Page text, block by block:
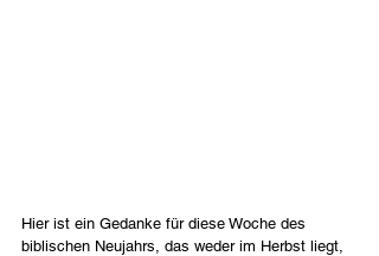
Hier ist ein Gedanke für diese Woche des
biblischen Neujahrs, das weder im Herbst liegt,